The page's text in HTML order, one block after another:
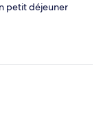
petit déjeuner